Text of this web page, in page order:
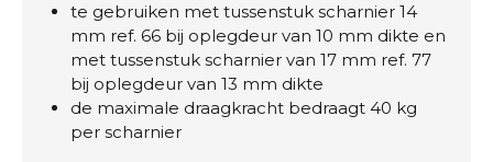
te gebruiken met tussenstuk scharnier 14
mm ref. 66 bij oplegdeur van 10 mm dikte en
met tussenstuk scharnier van 17 mm ref. 77
bij oplegdeur van 13 mm dikte
de maximale draagkracht bedraagt 40 kg
per scharnier